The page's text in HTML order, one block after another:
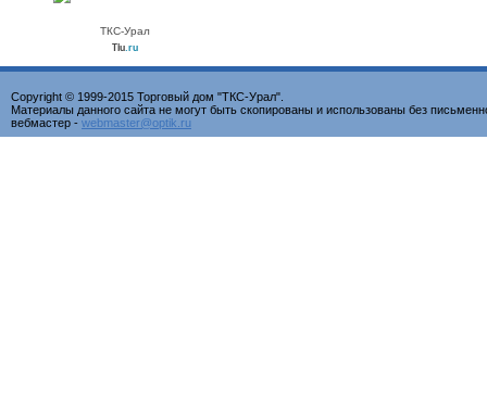
ТКС-Урал
Tiu.ru
Copyright © 1999-2015 Торговый дом "ТКС-Урал".
Материалы данного сайта не могут быть скопированы и использованы без
вебмастер - webmaster@optik.ru